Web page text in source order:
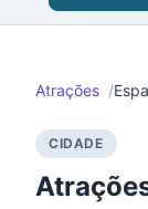
Atrações
CIDADE